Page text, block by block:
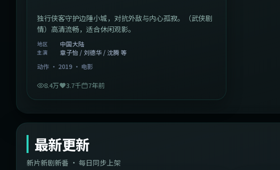
独行侠客守护边陲小城，对抗外敌与内心孤寂。（武侠剧
情）高清流畅，适合休闲观影。
地区 中国大陆
主演
章子怡 / 刘德华 / 沈腾 等
动作 · 2019 · 电影
8.4万 3.7千 7年前
最新更新
新片新剧新番 · 每日同步上架
中国大陆